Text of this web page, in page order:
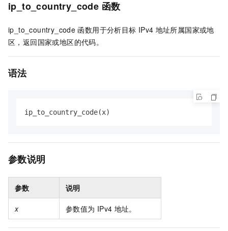
ip_to_country_code 函数
ip_to_country_code 函数用于分析目标 IPv4 地址所属国家或地
区，返回国家或地区的代码。
语法
ip_to_country_code(x)
参数说明
参数 说明
x 参数值为 IPv4 地址。